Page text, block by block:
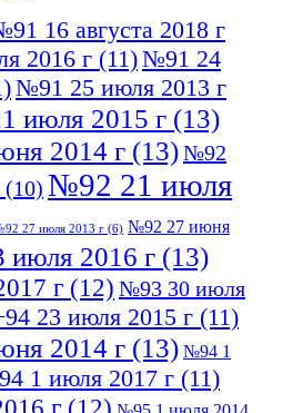
16 августа 2018 г
2016 г (11)№91 24
№91 25 июля 2013 г
июля 2015 г (13)
2014 г (13)№92
(10) №92 21 июля
27 июля 2013 г (6) №92 27 июня
2016 г (13)
г (12) №93 30 июля
23 июля 2015 г (11)
2014 г (13) №94 1
1 июля 2017 г (11)